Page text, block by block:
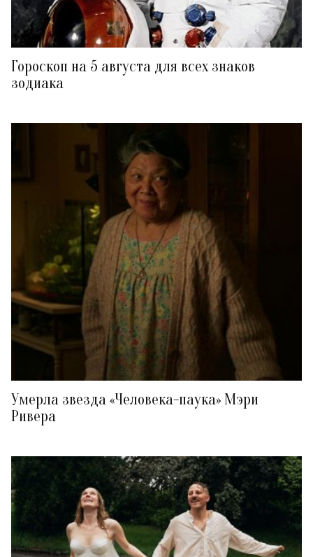
Гороскоп на 5 августа для всех знаков
зодиака
Умерла звезда «Человека-паука» Мэри
Ривера